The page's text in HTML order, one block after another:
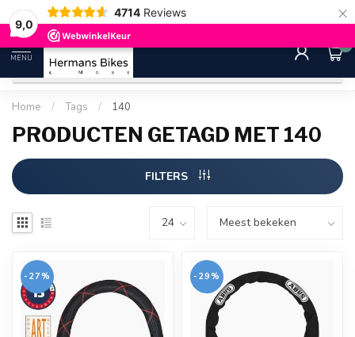
9,0
4714 Reviews ×
30 dagen bedenktijd Gratis
MENU
0
Home / Tags / 140
PRODUCTEN GETAGD MET 140
FILTERS
-27% -29%